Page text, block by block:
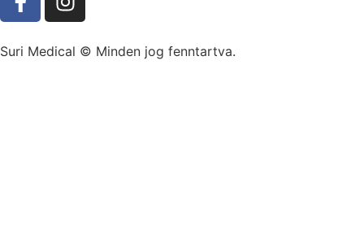
Suri Medical © Minden jog fenntartva.